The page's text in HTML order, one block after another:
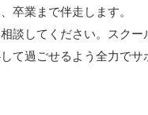
卒業まで伴走します。
談してください。スクー
て過ごせるよう全力でサ